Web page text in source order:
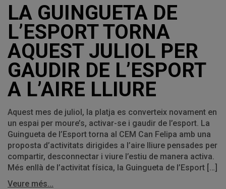
LA GUINGUETA DE
L’ESPORT TORNA
AQUEST JULIOL PER
GAUDIR DE L’ESPORT
A L’AIRE LLIURE
Aquest mes de juliol, la platja es converteix novament en
un espai per moure’s, activar-se i gaudir de l’esport. La
Guingueta de l’Esport torna al CEM Can Felipa amb una
proposta d’activitats dirigides a l’aire lliure pensades per
compartir, desconnectar i viure l’estiu de manera activa.
Més enllà de l’activitat física, la Guingueta de l’Esport […]
Veure més...